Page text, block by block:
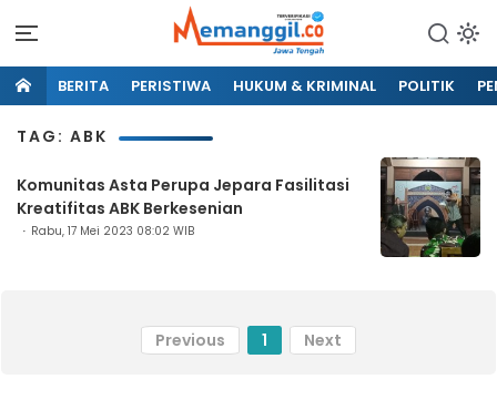
BERITA PERISTIWA HUKUM & KRIMINAL POLITIK
TAG: ABK
Komunitas Asta Perupa Jepara Fasilitasi
Kreatifitas ABK Berkesenian
Rabu, 17 Mei 2023 08:02 WIB
Previous 1 Next